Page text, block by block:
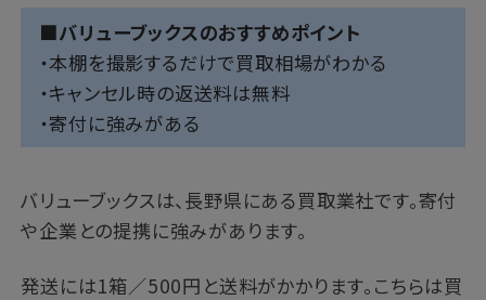
■バリューブックスのおすすめポイント
・本棚を撮影するだけで買取相場がわかる
・キャンセル時の返送料は無料
・寄付に強みがある
バリューブックスは、長野県にある買取業社です。寄付
や企業との提携に強みがあります。
発送には1箱／500円と送料がかかります。こちらは買